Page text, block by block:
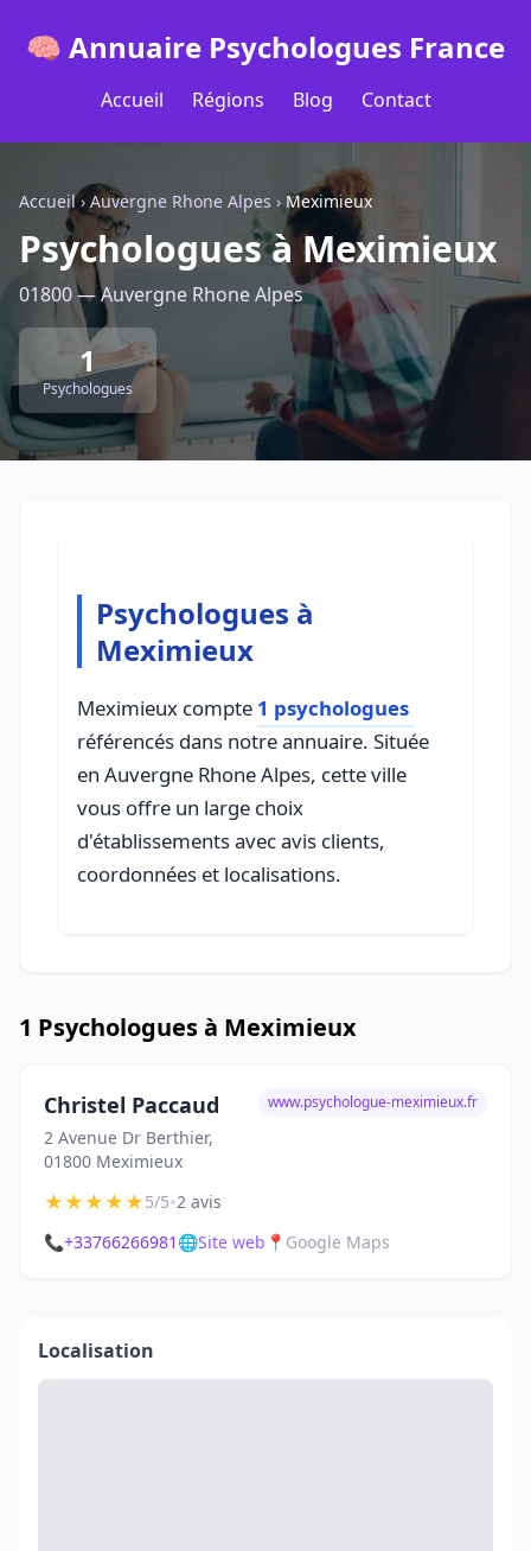
🧠 Annuaire Psychologues France
Accueil Régions Blog Contact
Accueil› Auvergne Rhone Alpes › Meximieux
Psychologues à Meximieux
01800 — Auvergne Rhone Alpes
1
Psychologues
Psychologues à
Meximieux
Meximieux compte 1 psychologues
référencés dans notre annuaire. Située
en Auvergne Rhone Alpes, cette ville
vous offre un large choix
d'établissements avec avis clients,
coordonnées et localisations.
1 Psychologues à Meximieux
Christel Paccaud
2 Avenue Dr Berthier,
01800 Meximieux
www.psychologue-meximieux.fr
★★★★★5/5•2 avis
📞+33766266981 🌐Site web 📍 Google Maps
Localisation